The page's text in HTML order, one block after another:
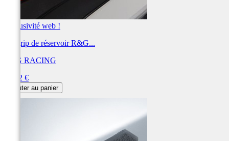
Exclusivité web !
Kit grip de réservoir R&G...
R&G RACING
45,42 €
Ajouter au panier